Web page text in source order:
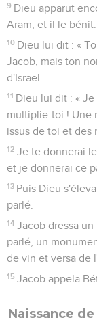
9 Dieu apparut
Aram, et il le bénit.
10 Dieu lui dit : «
Jacob, mais ton
d'Israël.
11 Dieu lui dit : «
multiplie-toi ! Une
issus de toi et des
12 Je te donnerai
et je donnerai ce
13 Puis Dieu
parlé.
14 Jacob dressa
parlé, un
de vin et versa de
15 Jacob appela
Naissance